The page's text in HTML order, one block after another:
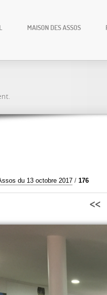
MAISON DES ASSOS
du 13 octobre 2017 / 176
<<